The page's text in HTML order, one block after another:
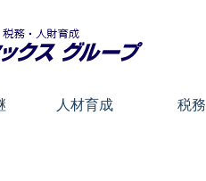
人材育成 税務